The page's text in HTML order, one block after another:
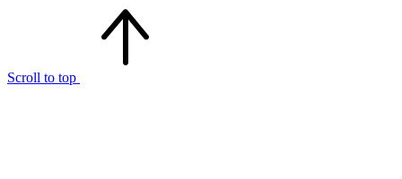
Scroll to top